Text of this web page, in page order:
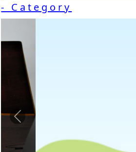
- Category
Previous